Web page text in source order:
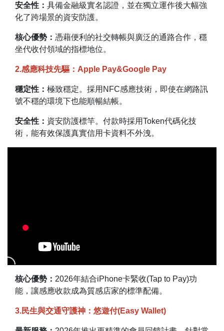
安全性： 具備金融級實名認證，並在獨立運作後大幅強
化了跨場景的資安防護。
核心優勢： 憑藉便利的社交轉帳與廣泛的通路合作，穩
坐代收付領域的指標地位。
2.感應科技先驅：Apple Pay&Google Pay
穩定性： 極致穩定。採用NFC感應技術，即使在網路訊
號不穩的環境下也能順暢結帳。
安全性： 資安防護標竿。付款時採用Token代碼化技
術，能有效保護真實信用卡資料不外洩。
核心優勢： 2026年結合iPhone卡緊收(Tap to Pay)功
能，讓感應收款成為質感店家的標準配備。
3.民生與交通守護神：悠遊付(Easy Wallet)